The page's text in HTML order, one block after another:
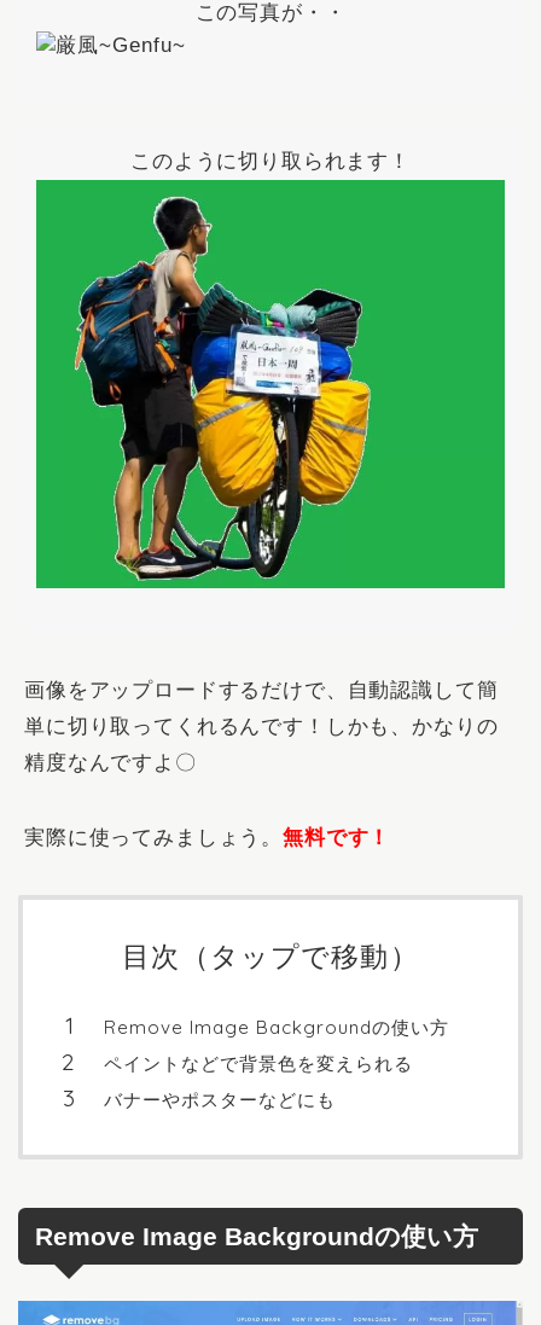
この写真が・・
このように切り取られます！
画像をアップロードするだけで、自動認識して簡
単に切り取ってくれるんです！しかも、かなりの
精度なんですよ〇
実際に使ってみましょう。無料です！
目次（タップで移動）
Remove Image Backgroundの使い方
ペイントなどで背景色を変えられる
バナーやポスターなどにも
Remove Image Backgroundの使い方